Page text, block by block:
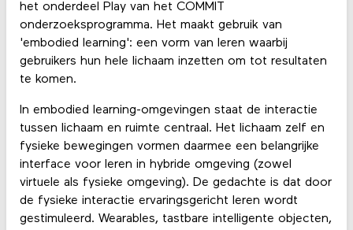
het onderdeel Play van het COMMIT
onderzoeksprogramma. Het maakt gebruik van
'embodied learning': een vorm van leren waarbij
gebruikers hun hele lichaam inzetten om tot resultaten
te komen.
In embodied learning-omgevingen staat de interactie
tussen lichaam en ruimte centraal. Het lichaam zelf en
fysieke bewegingen vormen daarmee een belangrijke
interface voor leren in hybride omgeving (zowel
virtuele als fysieke omgeving). De gedachte is dat door
de fysieke interactie ervaringsgericht leren wordt
gestimuleerd. Wearables, tastbare intelligente objecten,